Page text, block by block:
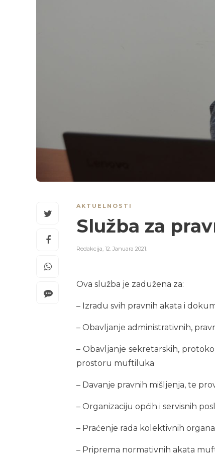
AKTUELNOSTI
Služba za
Redakcija, 12. Januara 2021.
Ova služba je zadužena za:
– Izradu svih pravnih akata i
– Obavljanje administrativnih,
– Obavljanje sekretarskih,
prostoru muftiluka
– Davanje pravnih mišljenja, te
– Organizaciju općih i servisnih
– Praćenje rada kolektivnih
– Priprema normativnih akata